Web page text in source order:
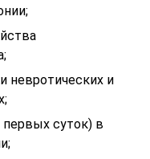
невротических и
суток) в